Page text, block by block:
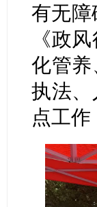
有无障
《政
化管
执法
点工